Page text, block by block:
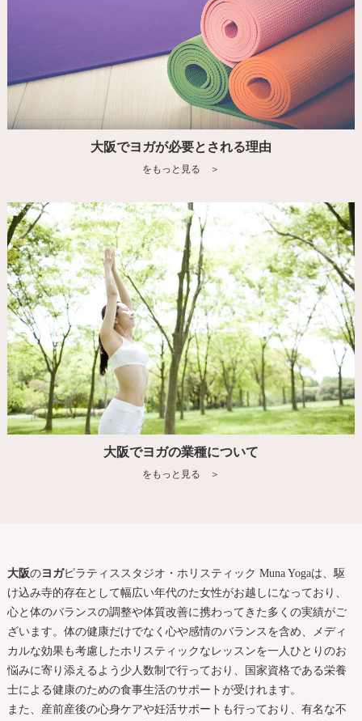
大阪でヨガが必要とされる理由
をもっと見る ＞
大阪でヨガの業種について
をもっと見る ＞
大阪のヨガピラティススタジオ・ホリスティック Muna Yogaは、駆
け込み寺的存在として幅広い年代のた女性がお越しになっており、
心と体のバランスの調整や体質改善に携わってきた多くの実績がご
ざいます。体の健康だけでなく心や感情のバランスを含め、メディ
カルな効果も考慮したホリスティックなレッスンを一人ひとりのお
悩みに寄り添えるよう少人数制で行っており、国家資格である栄養
士による健康のための食事生活のサポートが受けれます。
また、産前産後の心身ケアや妊活サポートも行っており、有名な不